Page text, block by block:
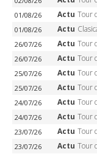
01/08/26 Actu Tour de
01/08/26 Actu Clasica
26/07/26 Actu Tour de
26/07/26 Actu Tour de France
25/07/26 Actu Tour de
25/07/26 Actu Tour de
24/07/26 Actu Tour de
24/07/26 Actu Tour de
23/07/26 Actu Tour de
23/07/26 Actu Tour de